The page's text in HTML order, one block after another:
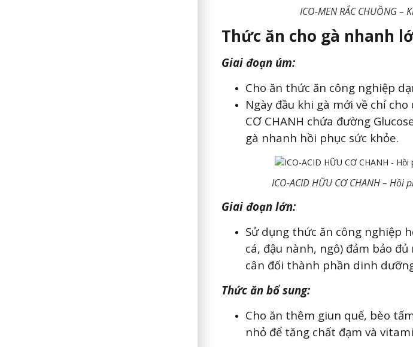
ICO-MEN RẮC CHUỒNG
Thức ăn cho gà nhanh
Giai đoạn úm:
Cho ăn thức ăn công nghiệp
Ngày đầu khi gà mới về chỉ
CƠ CHANH chứa đường
gà nhanh hồi phục sức khỏe.
ICO-ACID HỮU CƠ CHANH – Hồi
Giai đoạn lớn:
Sử dụng thức ăn công nghiệp
cá, đậu nành, ngô) đảm bảo
cân đối thành phần dinh
Thức ăn bổ sung:
Cho ăn thêm giun quế, bèo
nhỏ để tăng chất đạm và